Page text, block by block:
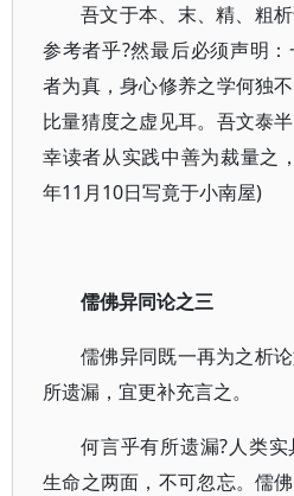
吾文于本、末、精、粗
参考者乎?然最后必须声明
者为真，身心修养之学何独
比量猜度之虚见耳。吾文泰
幸读者从实践中善为裁量
年11月10日写竟于小南屋)
儒佛异同论之三
儒佛异同既一再为之析
所遗漏，宜更补充言之。
何言乎有所遗漏?人类
生命之两面，不可忽忘。儒